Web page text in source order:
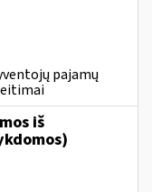
pajamų
iš